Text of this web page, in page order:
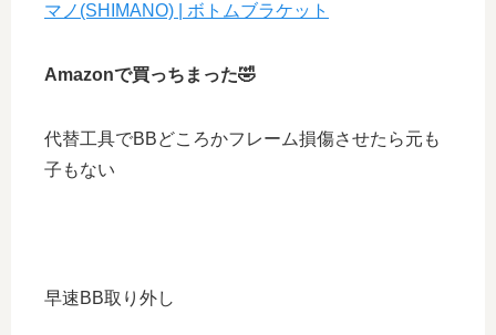
マノ(SHIMANO) | ボトムブラケット
Amazonで買っちまった🤣
代替工具でBBどころかフレーム損傷させたら元も
子もない
早速BB取り外し